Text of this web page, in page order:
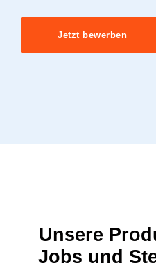
Jetzt bewerben
Unsere
Jobs und